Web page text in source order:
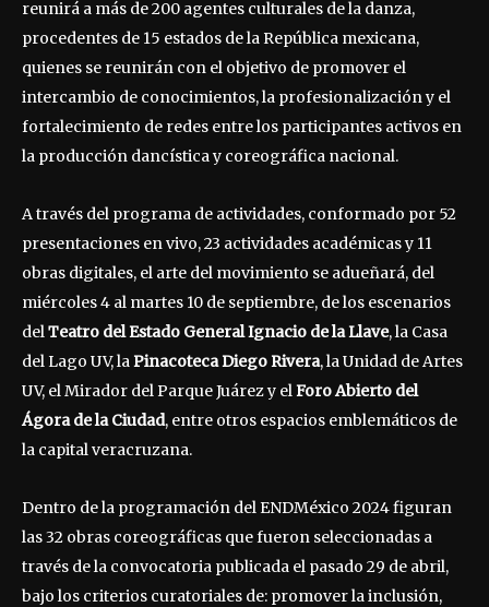
reunirá a más de 200 agentes culturales de la danza,
procedentes de 15 estados de la República mexicana,
quienes se reunirán con el objetivo de promover el
intercambio de conocimientos, la profesionalización y el
fortalecimiento de redes entre los participantes activos en
la producción dancística y coreográfica nacional.
A través del programa de actividades, conformado por 52
presentaciones en vivo, 23 actividades académicas y 11
obras digitales, el arte del movimiento se adueñará, del
miércoles 4 al martes 10 de septiembre, de los escenarios
delTeatro del Estado General Ignacio de la Llave, la Casa
del Lago UV, laPinacoteca Diego Rivera, la Unidad de Artes
UV, el Mirador del Parque Juárez y elForo Abierto del
Ágora de la Ciudad, entre otros espacios emblemáticos de
la capital veracruzana.
Dentro de la programación del ENDMéxico 2024 figuran
las 32 obras coreográficas que fueron seleccionadas a
través de la convocatoria publicada el pasado 29 de abril,
bajo los criterios curatoriales de: promover la inclusión,